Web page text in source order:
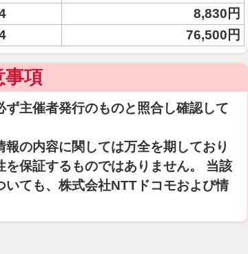
8,830円
76,500円
事項
主催者発行のものと照合し確認して
の内容に関しては万全を期しており
保証するものではありません。 当該
ても、株式会社NTTドコモおよび情